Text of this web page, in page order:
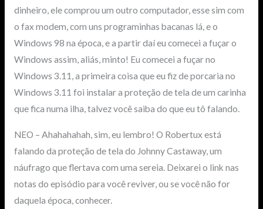
dinheiro, ele comprou um outro computador, esse sim com
o fax modem, com uns programinhas bacanas lá, e o
Windows 98 na época, e a partir daí eu comecei a fuçar o
Windows assim, aliás, minto! Eu comecei a fuçar no
Windows 3.11, a primeira coisa que eu fiz de porcaria no
Windows 3.11 foi instalar a proteção de tela de um carinha
que fica numa ilha, talvez você saiba do que eu tô falando.
NEO – Ahahahahah, sim, eu lembro! O Robertux está
falando da proteção de tela do Johnny Castaway, um
náufrago que flertava com uma sereia. Deixarei o link nas
notas do episódio para você reviver, ou se você não for
daquela época, conhecer.